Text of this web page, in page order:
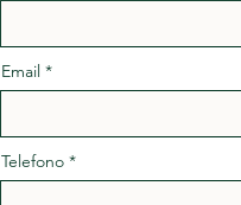
Email
Telefono